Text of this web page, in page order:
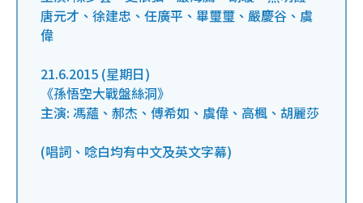
唐元才、徐建忠、任廣平、畢璽璽、嚴慶谷、虞
偉
21.6.2015 (星期日)
《孫悟空大戰盤絲洞》
主演: 馮蘊、郝杰、傅希如、虞偉、高楓、胡麗莎
(唱詞、唸白均有中文及英文字幕)